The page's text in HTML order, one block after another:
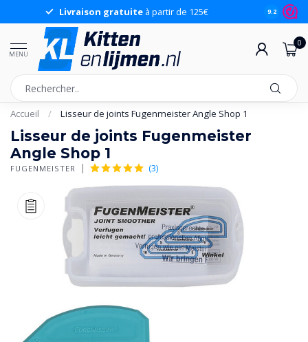
Livraison gratuite à partir de 125€ 9.2
MENU
0
Accueil / Lisseur de joints Fugenmeister Angle Shop 1
Lisseur de joints Fugenmeister
Angle Shop 1
FUGENMEISTER (3)